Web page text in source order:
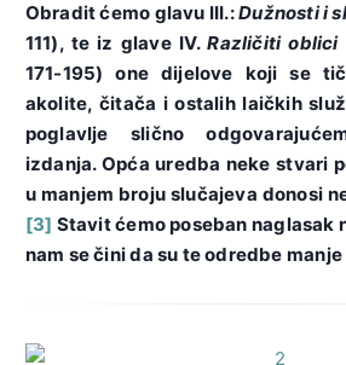
Obradit ćemo glavu III.:Dužnosti i
111), te iz glave IV.Različiti oblici
171-195) one dijelove koji se
akolite, čitača i ostalih laičkih
poglavlje slično
izdanja. Opća uredba neke stvari
u manjem broju slučajeva donosi
[3] Stavit ćemo poseban naglasak
nam se čini da su te odredbe